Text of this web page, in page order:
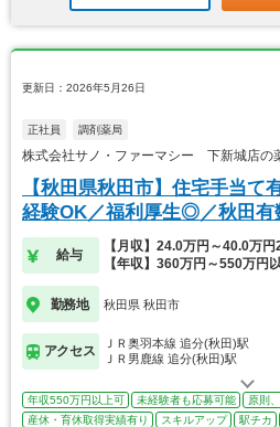
更新日：2026年5月26日
正社員 調剤薬局
株式会社サノ・ファーマシー 下新城店の
【秋田県秋田市】住宅手当
経験OK／福利厚生◎／秋田有
給与
【月収】24.0万円～40.0万
【年収】360万円～550万円
勤務地 秋田県 秋田市
アクセス
ＪＲ奥羽本線 追分(秋田)駅
ＪＲ男鹿線 追分(秋田)駅
年収550万円以上可 未経験者も応募可能
原則
産休・育休取得実績有り
スキルアップ 駅チカ